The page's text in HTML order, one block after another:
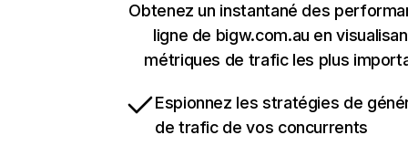
Obtenez un instantané des
ligne de bigw.com.au en
métriques de trafic les plus
Espionnez les stratégies de
de trafic de vos concurrents